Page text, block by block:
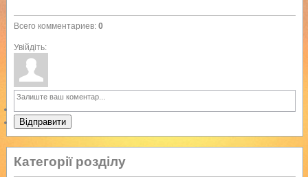
Всего комментариев: 0
Увійдіть:
Відправити
Категорії розділу